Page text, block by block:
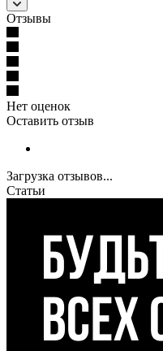
Отзывы
Нет оценок
Оставить отзыв
Загрузка отзывов...
Статьи